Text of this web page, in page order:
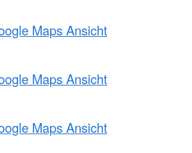
Maps Ansicht
Maps Ansicht
Maps Ansicht